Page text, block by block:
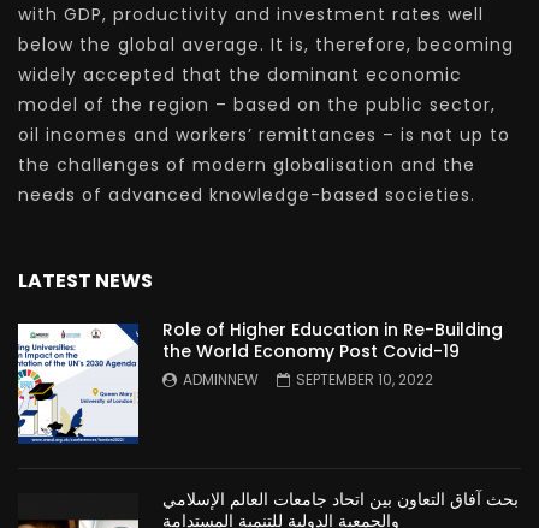
with GDP, productivity and investment rates well
below the global average. It is, therefore, becoming
widely accepted that the dominant economic
model of the region – based on the public sector,
oil incomes and workers’ remittances – is not up to
the challenges of modern globalisation and the
needs of advanced knowledge-based societies.
LATEST NEWS
Role of Higher Education in Re-Building
the World Economy Post Covid-19
ADMINNEW SEPTEMBER 10, 2022
بحث آفاق التعاون بين اتحاد جامعات العالم الإسلامي
والجمعية الدولية للتنمية المستدامة